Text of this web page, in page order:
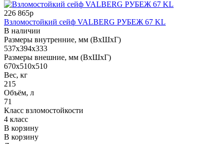
226 865р
Взломостойкий сейф VALBERG РУБЕЖ 67 KL
В наличии
Размеры внутренние, мм (ВхШхГ)
537x394x333
Размеры внешние, мм (ВхШхГ)
670x510x510
Вес, кг
215
Объём, л
71
Класс взломостойкости
4 класс
В корзину
В корзину